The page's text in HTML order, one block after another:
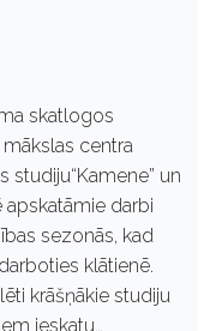
skatlogos
centra
studiju“Kamene” un
apskatāmie darbi
sezonās, kad
klātienē.
krāšņākie studiju
ieskatu…